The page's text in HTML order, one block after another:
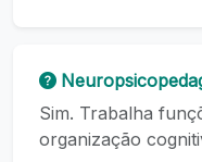
Sim. Trabalha
organização